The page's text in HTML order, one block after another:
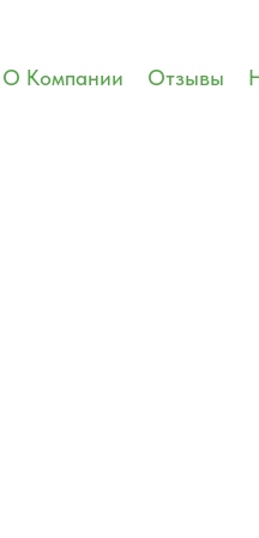
О Компании Отзывы